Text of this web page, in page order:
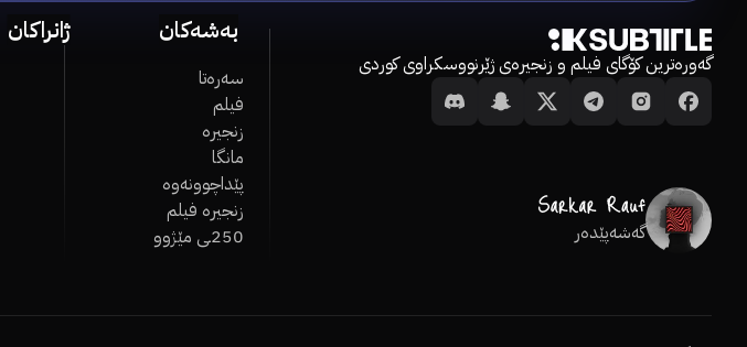
گەورەترین کۆگای فیلم و زنجیرەی ژێرنووسکراوی کوردی
گەشەپێدەر
بەشەکان
سەرەتا
فیلم
زنجیرە
مانگا
پێداچوونەوە
زنجیرە فیلم
250ـی مێژوو
ژانراکان